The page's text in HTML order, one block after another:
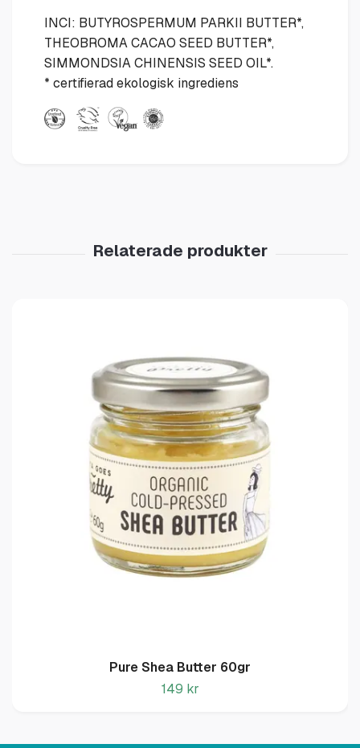
INCI: BUTYROSPERMUM PARKII BUTTER*,
THEOBROMA CACAO SEED BUTTER*,
SIMMONDSIA CHINENSIS SEED OIL*.
* certifierad ekologisk ingrediens
Pure Shea Butter 60gr
149 kr